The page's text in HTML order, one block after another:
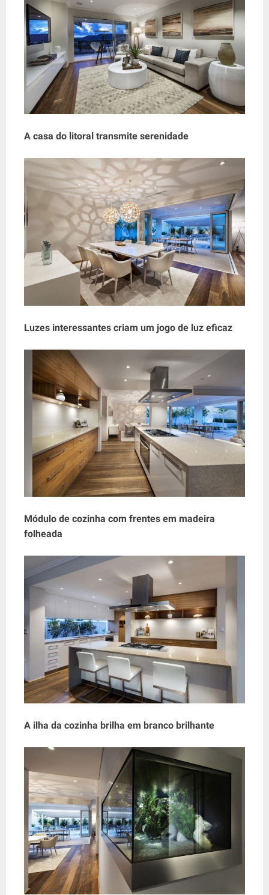
A casa do litoral transmite serenidade
Luzes interessantes criam um jogo de luz eficaz
Módulo de cozinha com frentes em madeira
folheada
A ilha da cozinha brilha em branco brilhante